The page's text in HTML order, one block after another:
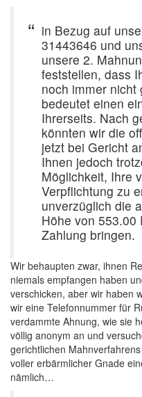
in Bezug auf
31443646 und
unsere 2.
feststellen, dass
noch immer nicht
bedeutet einen
Ihrerseits. Nach
könnten wir die
jetzt bei Gericht
Ihnen jedoch
Möglichkeit, Ihre
Verpflichtung zu
unverzüglich die
Höhe von 553.00
Zahlung bringen.
Wir behaupten zwar, ihnen
niemals empfangen haben
verschicken, aber wir haben
wir eine Telefonnummer für
verdammte Ahnung, wie sie
völlig anonym an und
gerichtlichen
voller erbärmlicher Gnade
nämlich…